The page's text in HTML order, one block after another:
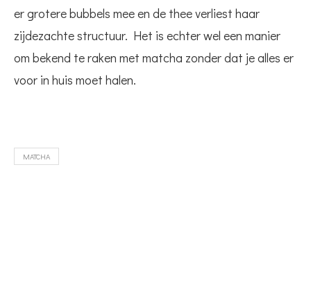
er grotere bubbels mee en de thee verliest haar
zijdezachte structuur. Het is echter wel een manier
om bekend te raken met matcha zonder dat je alles er
voor in huis moet halen.
MATCHA